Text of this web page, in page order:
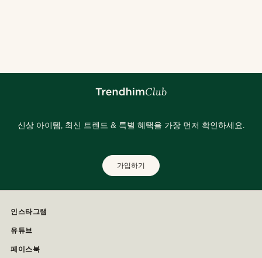
신상 아이템, 최신 트렌드 & 특별 혜택을 가장 먼저 확인하세요.
가입하기
인스타그램
유튜브
페이스북